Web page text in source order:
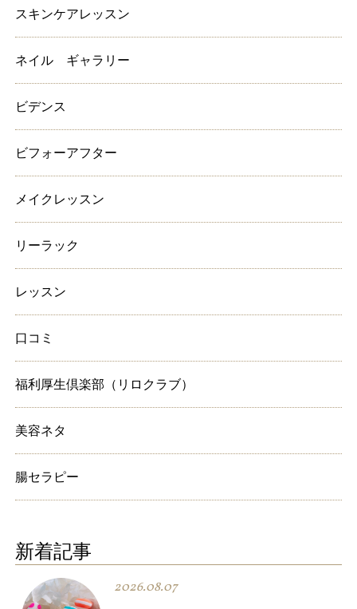
スキンケアレッスン
ネイル ギャラリー
ビデンス
ビフォーアフター
メイクレッスン
リーラック
レッスン
口コミ
福利厚生倶楽部（リロクラブ）
美容ネタ
腸セラピー
新着記事
2026.08.07